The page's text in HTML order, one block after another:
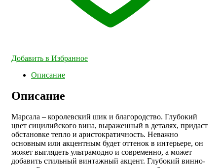
Добавить в Избранное
Описание
Описание
Марсала – королевский шик и благородство. Глубокий
цвет сицилийского вина, выраженный в деталях, придаст
обстановке тепло и аристократичность. Неважно
основным или акцентным будет оттенок в интерьере, он
может выглядеть ультрамодно и современно, а может
добавить стильный винтажный акцент. Глубокий винно-